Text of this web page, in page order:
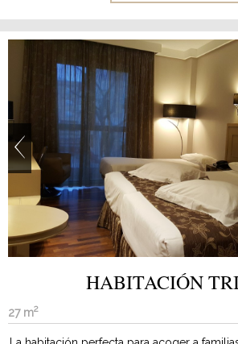
HABITACIÓN
27 m2